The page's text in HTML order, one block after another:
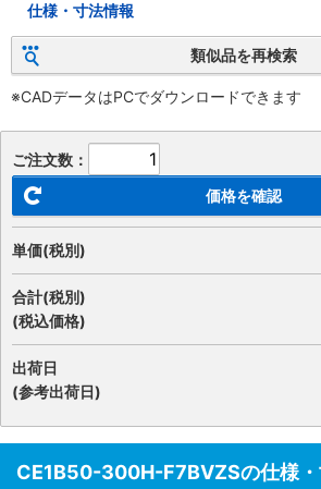
仕様・寸法情報
類似品を再検索
※CADデータはPCでダウンロードできます
ご注文数：
価格を確認
単価(税別)
合計(税別)
(税込価格)
出荷日
(参考出荷日)
CE1B50-300H-F7BVZSの仕様・